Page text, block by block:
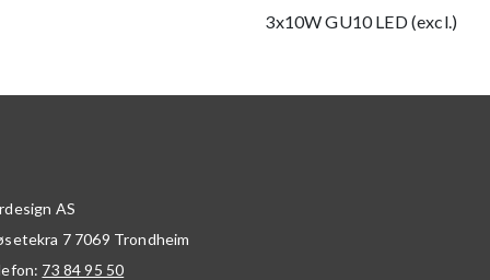
3x10W GU10 LED (excl.)
AS
7 7069 Trondheim
73 84 95 50